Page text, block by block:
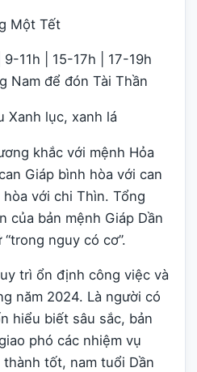
Một Tết
11h | 15-17h | 17-19h
Nam để đón Tài Thần
Xanh lục, xanh lá
khắc với mệnh Hỏa
Giáp bình hòa với can
với chi Thìn. Tổng
của bản mệnh Giáp Dần
nguy có cơ”.
trì ổn định công việc và
năm 2024. Là người có
hiểu biết sâu sắc, bản
phó các nhiệm vụ
tốt, nam tuổi Dần